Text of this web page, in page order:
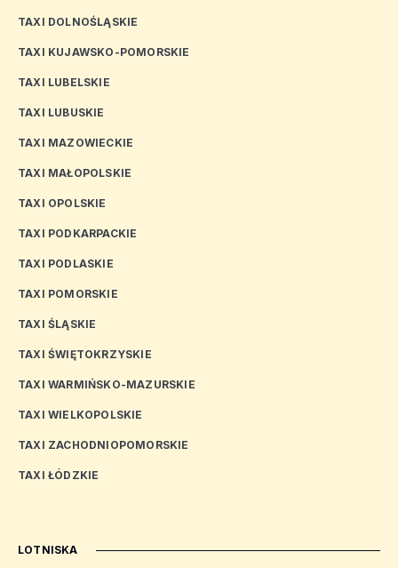
TAXI DOLNOŚLĄSKIE
TAXI KUJAWSKO-POMORSKIE
TAXI LUBELSKIE
TAXI LUBUSKIE
TAXI MAZOWIECKIE
TAXI MAŁOPOLSKIE
TAXI OPOLSKIE
TAXI PODKARPACKIE
TAXI PODLASKIE
TAXI POMORSKIE
TAXI ŚLĄSKIE
TAXI ŚWIĘTOKRZYSKIE
TAXI WARMIŃSKO-MAZURSKIE
TAXI WIELKOPOLSKIE
TAXI ZACHODNIOPOMORSKIE
TAXI ŁÓDZKIE
LOTNISKA